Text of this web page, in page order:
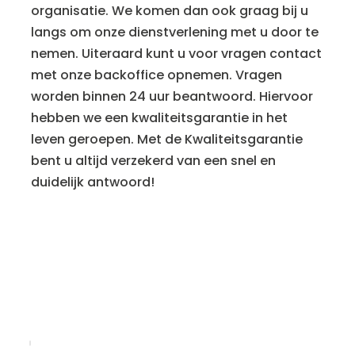
organisatie. We komen dan ook graag bij u
langs om onze dienstverlening met u door te
nemen. Uiteraard kunt u voor vragen contact
met onze backoffice opnemen. Vragen
worden binnen 24 uur beantwoord. Hiervoor
hebben we een kwaliteitsgarantie in het
leven geroepen. Met de Kwaliteitsgarantie
bent u altijd verzekerd van een snel en
duidelijk antwoord!